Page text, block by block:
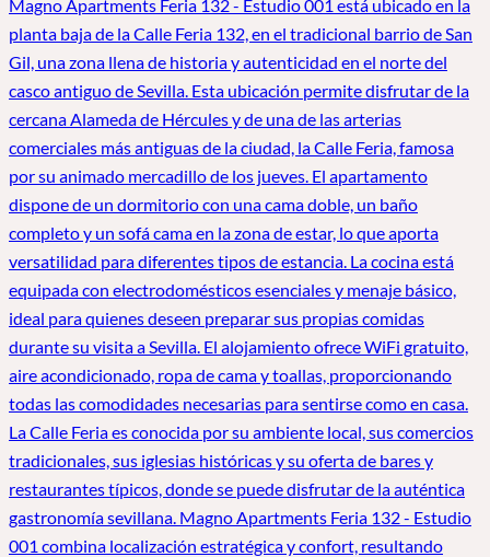
Magno Apartments Feria 132 - Estudio 001 está ubicado en la
planta baja de la Calle Feria 132, en el tradicional barrio de San
Gil, una zona llena de historia y autenticidad en el norte del
casco antiguo de Sevilla. Esta ubicación permite disfrutar de la
cercana Alameda de Hércules y de una de las arterias
comerciales más antiguas de la ciudad, la Calle Feria, famosa
por su animado mercadillo de los jueves. El apartamento
dispone de un dormitorio con una cama doble, un baño
completo y un sofá cama en la zona de estar, lo que aporta
versatilidad para diferentes tipos de estancia. La cocina está
equipada con electrodomésticos esenciales y menaje básico,
ideal para quienes deseen preparar sus propias comidas
durante su visita a Sevilla. El alojamiento ofrece WiFi gratuito,
aire acondicionado, ropa de cama y toallas, proporcionando
todas las comodidades necesarias para sentirse como en casa.
La Calle Feria es conocida por su ambiente local, sus comercios
tradicionales, sus iglesias históricas y su oferta de bares y
restaurantes típicos, donde se puede disfrutar de la auténtica
gastronomía sevillana. Magno Apartments Feria 132 - Estudio
001 combina localización estratégica y confort, resultando